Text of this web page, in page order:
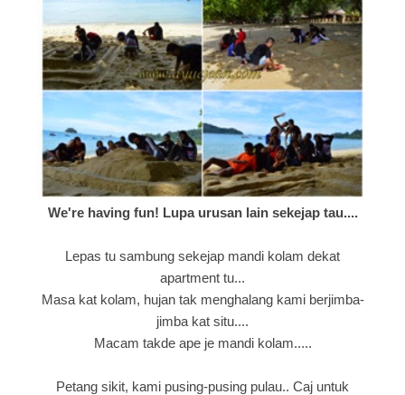
We're having fun! Lupa urusan lain sekejap tau....
Lepas tu sambung sekejap mandi kolam dekat
apartment tu...
Masa kat kolam, hujan tak menghalang kami berjimba-
jimba kat situ....
Macam takde ape je mandi kolam.....
Petang sikit, kami pusing-pusing pulau.. Caj untuk